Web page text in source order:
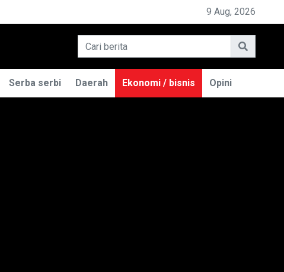
PEMILIK BASO ENGGAL MALANG DIGUGAT DI PN BANDUNG
9 Aug, 2026
Serba serbi Daerah Ekonomi / bisnis Opini